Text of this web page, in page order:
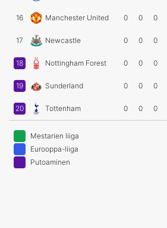
16 Manchester United 0 0 0
17 Newcastle 0 0 0
18 Nottingham Forest 0 0 0
19 Sunderland 0 0 0
20 Tottenham 0 0 0
Mestarien liiga
Eurooppa-liiga
Putoaminen